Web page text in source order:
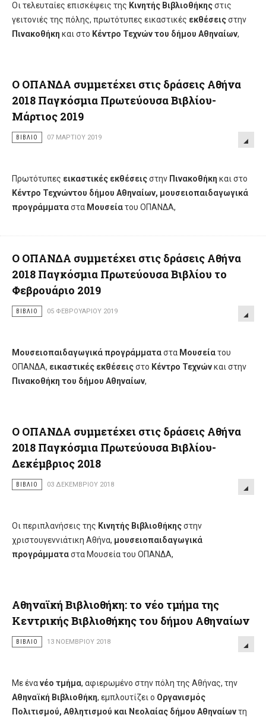
Οι τελευταίες επισκέψεις της Κινητής Βιβλιοθήκηςστις
γειτονιές της πόλης, πρωτότυπες εικαστικές εκθέσειςστην
Πινακοθήκη και στo Κέντρο Τεχνών του δήμου Αθηναίων,
Ο ΟΠΑΝΔΑ συμμετέχει στις δράσεις Αθήνα
2018 Παγκόσμια Πρωτεύουσα Βιβλίου-
Μάρτιος 2019
ΒΙΒΛΊΟ 07 ΜΑΡΤΊΟΥ 2019
Πρωτότυπες εικαστικές εκθέσειςστην Πινακοθήκη και στo
Κέντρο Τεχνώντου δήμου Αθηναίων, μουσειοπαιδαγωγικά
προγράμματαστα Μουσείατου ΟΠΑΝΔΑ,
Ο ΟΠΑΝΔΑ συμμετέχει στις δράσεις Αθήνα
2018 Παγκόσμια Πρωτεύουσα Βιβλίου το
Φεβρουάριο 2019
ΒΙΒΛΊΟ 05 ΦΕΒΡΟΥΑΡΊΟΥ 2019
Μουσειοπαιδαγωγικά προγράμματαστα Μουσείατου
ΟΠΑΝΔΑ, εικαστικές εκθέσειςστo Κέντρο Τεχνώνκαι στην
Πινακοθήκη του δήμου Αθηναίων,
Ο ΟΠΑΝΔΑ συμμετέχει στις δράσεις Αθήνα
2018 Παγκόσμια Πρωτεύουσα Βιβλίου-
Δεκέμβριος 2018
ΒΙΒΛΊΟ 03 ΔΕΚΕΜΒΡΊΟΥ 2018
Οι περιπλανήσεις της Κινητής Βιβλιοθήκηςστην
χριστουγεννιάτικη Αθήνα, μουσειοπαιδαγωγικά
προγράμματαστα Μουσεία του ΟΠΑΝΔΑ,
Αθηναϊκή Βιβλιοθήκη: το νέο τμήμα της
Κεντρικής Βιβλιοθήκης του δήμου Αθηναίων
ΒΙΒΛΊΟ 13 ΝΟΕΜΒΡΊΟΥ 2018
Με ένανέο τμήμα, αφιερωμένο στην πόλη της Αθήνας, την
Αθηναϊκή Βιβλιοθήκη, εμπλουτίζει ο Οργανισμός
Πολιτισμού, Αθλητισμού και Νεολαίας δήμου Αθηναίωντη